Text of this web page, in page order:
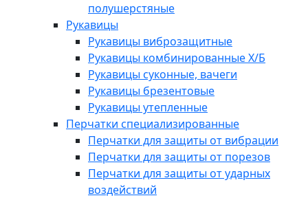
полушерстяные
Рукавицы
Рукавицы виброзащитные
Рукавицы комбинированные Х/Б
Рукавицы суконные, вачеги
Рукавицы брезентовые
Рукавицы утепленные
Перчатки специализированные
Перчатки для защиты от вибрации
Перчатки для защиты от порезов
Перчатки для защиты от ударных
воздействий